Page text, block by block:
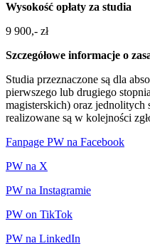
Wysokość opłaty za studia
9 900,- zł
Szczegółowe informacje o
Studia przeznaczone są dla
pierwszego lub drugiego
magisterskich) oraz
realizowane są w kolejności
Fanpage PW na Facebook
PW na X
PW na Instagramie
PW on TikTok
PW na LinkedIn